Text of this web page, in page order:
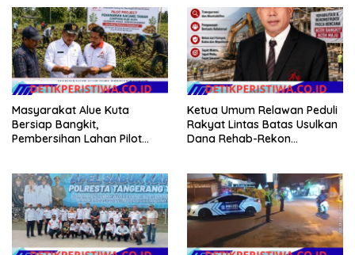
Masyarakat Alue Kuta
Bersiap Bangkit,
Pembersihan Lahan Pilot
Ketua Umum Relawan Peduli
Rakyat Lintas Batas Usulkan
Dana Rehab-Rekon
Pemerintah Pusat